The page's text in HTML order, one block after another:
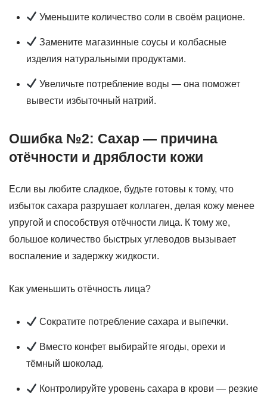
Уменьшите количество соли в своём рационе.
Замените магазинные соусы и колбасные
изделия натуральными продуктами.
Увеличьте потребление воды — она поможет
вывести избыточный натрий.
Ошибка №2: Сахар — причина
отёчности и дряблости кожи
Если вы любите сладкое, будьте готовы к тому, что
избыток сахара разрушает коллаген, делая кожу менее
упругой и способствуя отёчности лица. К тому же,
большое количество быстрых углеводов вызывает
воспаление и задержку жидкости.
Как уменьшить отёчность лица?
Сократите потребление сахара и выпечки.
Вместо конфет выбирайте ягоды, орехи и
тёмный шоколад.
Контролируйте уровень сахара в крови — резкие